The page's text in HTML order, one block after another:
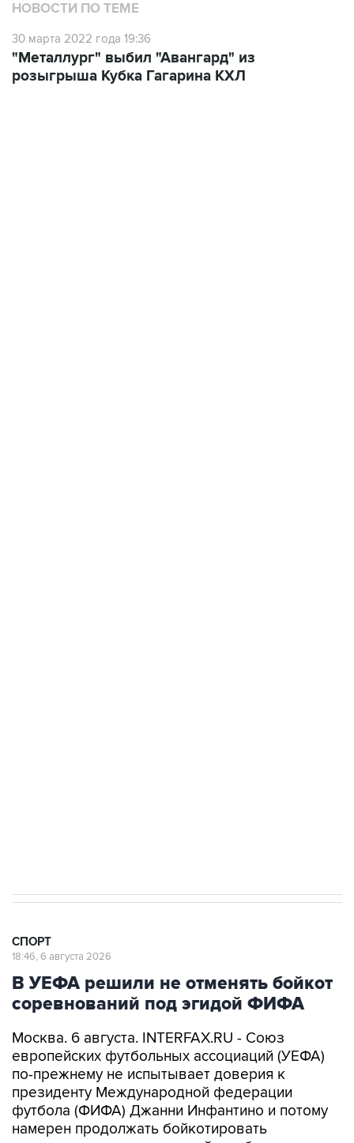
НОВОСТИ ПО ТЕМЕ
30 марта 2022 года 19:36
"Металлург" выбил "Авангард" из
розыгрыша Кубка Гагарина КХЛ
СПОРТ
18:46, 6 августа 2026
В УЕФА решили не отменять бойкот
соревнований под эгидой ФИФА
Москва. 6 августа. INTERFAX.RU - Союз
европейских футбольных ассоциаций (УЕФА)
по-прежнему не испытывает доверия к
президенту Международной федерации
футбола (ФИФА) Джанни Инфантино и потому
намерен продолжать бойкотировать